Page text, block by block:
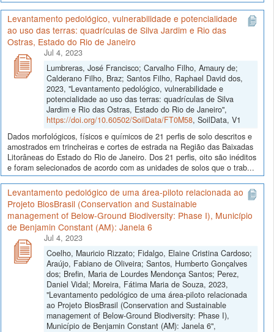
Levantamento pedológico, vulnerabilidade e potencialidade
ao uso das terras: quadrículas de Silva Jardim e Rio das
Ostras, Estado do Rio de Janeiro
Jul 4, 2023
Lumbreras, José Francisco; Carvalho Filho, Amaury de;
Calderano Filho, Braz; Santos Filho, Raphael David dos,
2023, "Levantamento pedológico, vulnerabilidade e
potencialidade ao uso das terras: quadrículas de Silva
Jardim e Rio das Ostras, Estado do Rio de Janeiro",
https://doi.org/10.60502/SoilData/FT0M58, SoilData, V1
Dados morfológicos, físicos e químicos de 21 perfis de solo descritos e
amostrados em trincheiras e cortes de estrada na Região das Baixadas
Litorâneas do Estado do Rio de Janeiro. Dos 21 perfis, oito são inéditos
e foram selecionados de acordo com as unidades de solos que o trab...
Levantamento pedológico de uma área-piloto relacionada ao
Projeto BiosBrasil (Conservation and Sustainable
management of Below-Ground Biodiversity: Phase I), Município
de Benjamin Constant (AM): Janela 6
Jul 4, 2023
Coelho, Mauricio Rizzato; Fidalgo, Elaine Cristina Cardoso;
Araújo, Fabiano de Oliveira; Santos, Humberto Gonçalves
dos; Brefin, Maria de Lourdes Mendonça Santos; Perez,
Daniel Vidal; Moreira, Fátima Maria de Souza, 2023,
"Levantamento pedológico de uma área-piloto relacionada
ao Projeto BiosBrasil (Conservation and Sustainable
management of Below-Ground Biodiversity: Phase I),
Município de Benjamin Constant (AM): Janela 6",